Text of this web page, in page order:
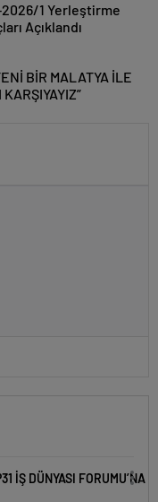
2026/1 Yerleştirme
Açıklandı
BİR MALATYA İLE
KARŞIYAYIZ”
İŞ DÜNYASI FORUMU’NA